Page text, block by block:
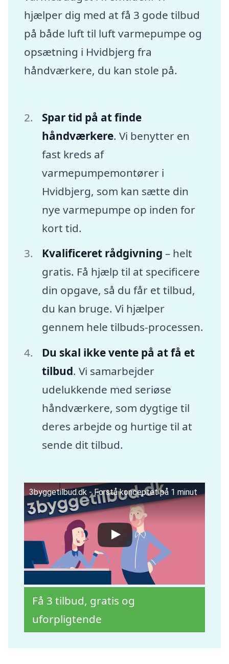
hjælper dig med at få 3 gode tilbud
på både luft til luft varmepumpe og
opsætning i Hvidbjerg fra
håndværkere, du kan stole på.
Spar tid på at finde
håndværkere. Vi benytter en
fast kreds af
varmepumpemontører i
Hvidbjerg, som kan sætte din
nye varmepumpe op inden for
kort tid.
Kvalificeret rådgivning – helt
gratis. Få hjælp til at specificere
din opgave, så du får et tilbud,
du kan bruge. Vi hjælper
gennem hele tilbuds-processen.
Du skal ikke vente på at få et
tilbud. Vi samarbejder
udelukkende med seriøse
håndværkere, som dygtige til
deres arbejde og hurtige til at
sende dit tilbud.
3byggetilbud.dk - Forstå konceptet på 1 minut
Få 3 tilbud, gratis og
uforpligtende